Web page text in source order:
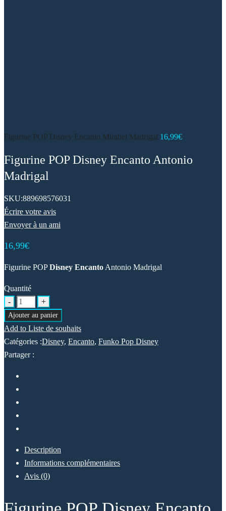
Figurine POP Disney Encanto Mirabel Madrigal 16,99€
Figurine POP Disney Encanto Antonio
Madrigal
SKU:889698576031
Écrire votre avis
Envoyer à un ami
16,99€
Figurine POPDisney Encanto Antonio Madrigal
Quantité
Ajouter au panier
Add to Liste de souhaits
Catégories :Disney, Encanto, Funko Pop Disney
Partager :
Description
Informations complémentaires
Avis (0)